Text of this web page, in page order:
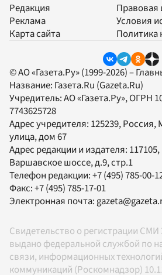
Редакция
Реклама
Карта сайта
Условия
Политика
© АО «Газета.Ру» (1999-2026) –
Название: Газета.Ru (Gazeta.Ru)
Учредитель:АО «Газета.Ру», ОГРН
7743625728
Адрес учредителя: 125239, Россия,
улица, дом 67
Адрес редакции и издателя: 117105,
Варшавское шоссе, д.9, стр.1
Телефон редакции:+7 (495) 785-00-
Факс:+7 (495) 785-17-01
Электронная почта:
Свидетельство о регистрации
выдано федеральной службой по
связи, информационных
коммуникаций (Роскомнадзор)